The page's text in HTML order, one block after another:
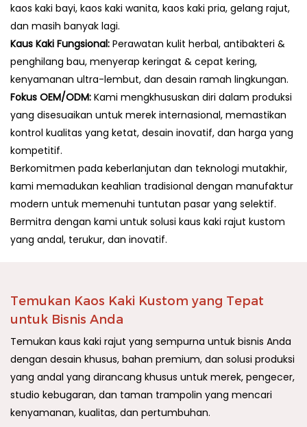
kaos kaki bayi, kaos kaki wanita, kaos kaki pria, gelang rajut,
dan masih banyak lagi.
Kaus Kaki Fungsional: Perawatan kulit herbal, antibakteri &
penghilang bau, menyerap keringat & cepat kering,
kenyamanan ultra-lembut, dan desain ramah lingkungan.
Fokus OEM/ODM: Kami mengkhususkan diri dalam produksi
yang disesuaikan untuk merek internasional, memastikan
kontrol kualitas yang ketat, desain inovatif, dan harga yang
kompetitif.
Berkomitmen pada keberlanjutan dan teknologi mutakhir,
kami memadukan keahlian tradisional dengan manufaktur
modern untuk memenuhi tuntutan pasar yang selektif.
Bermitra dengan kami untuk solusi kaus kaki rajut kustom
yang andal, terukur, dan inovatif.
Temukan Kaos Kaki Kustom yang Tepat
untuk Bisnis Anda
Temukan kaus kaki rajut yang sempurna untuk bisnis Anda
dengan desain khusus, bahan premium, dan solusi produksi
yang andal yang dirancang khusus untuk merek, pengecer,
studio kebugaran, dan taman trampolin yang mencari
kenyamanan, kualitas, dan pertumbuhan.